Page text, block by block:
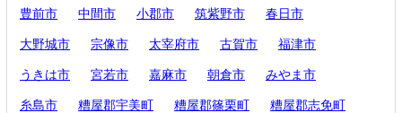
豊前市 中間市 小郡市 筑紫野市 春日市
大野城市 宗像市 太宰府市 古賀市 福津市
うきは市 宮若市 嘉麻市 朝倉市 みやま市
糸島市 糟屋郡宇美町 糟屋郡篠栗町 糟屋郡志免町